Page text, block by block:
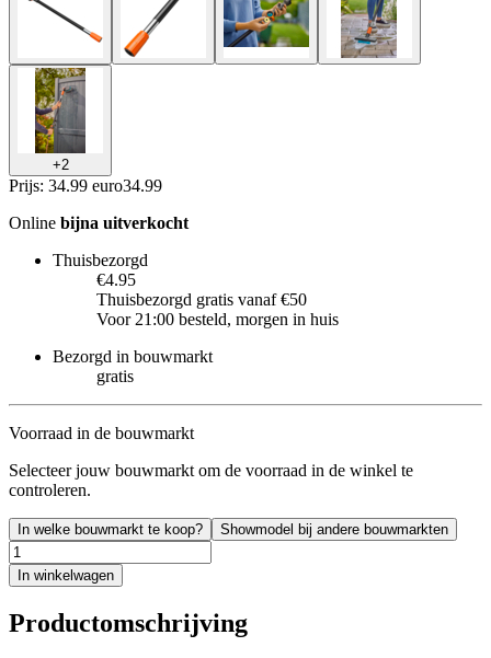
+2
Prijs: 34.99 euro34.99
Online bijna uitverkocht
Thuisbezorgd
€4.95
Thuisbezorgd gratis vanaf €50
Voor 21:00 besteld, morgen in huis
Bezorgd in bouwmarkt
gratis
Voorraad in de bouwmarkt
Selecteer jouw bouwmarkt om de voorraad in de winkel te
controleren.
In welke bouwmarkt te koop? Showmodel bij andere bouwmarkten
In winkelwagen
Productomschrijving